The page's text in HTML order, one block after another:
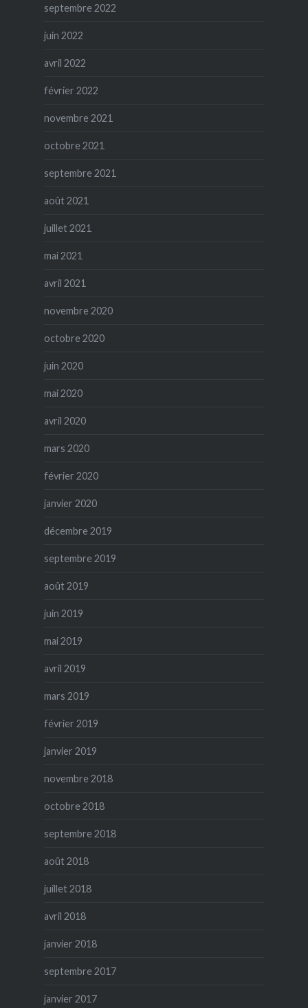
septembre 2022
juin 2022
avril 2022
février 2022
novembre 2021
octobre 2021
septembre 2021
août 2021
juillet 2021
mai 2021
avril 2021
novembre 2020
octobre 2020
juin 2020
mai 2020
avril 2020
mars 2020
février 2020
janvier 2020
décembre 2019
septembre 2019
août 2019
juin 2019
mai 2019
avril 2019
mars 2019
février 2019
janvier 2019
novembre 2018
octobre 2018
septembre 2018
août 2018
juillet 2018
avril 2018
janvier 2018
septembre 2017
janvier 2017